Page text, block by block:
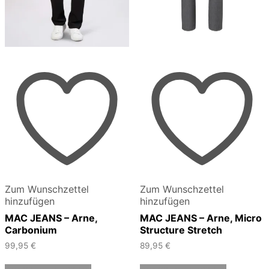
Zum Wunschzettel
hinzufügen
MAC JEANS – Arne,
Carbonium
99,95 €
Zum Wunschzettel
hinzufügen
MAC JEANS – Arne, Micro
Structure Stretch
89,95 €